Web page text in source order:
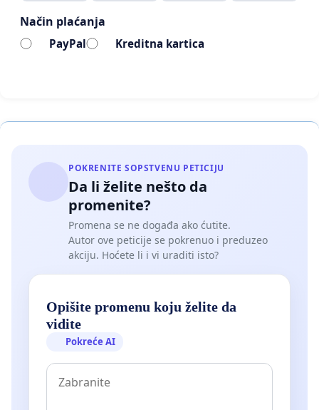
lokacijama.
Način plaćanja
PayPal Kreditna kartica
POKRENITE SOPSTVENU PETICIJU
Da li želite nešto da
promenite?
Promena se ne događa ako ćutite.
Autor ove peticije se pokrenuo i preduzeo
akciju. Hoćete li i vi uraditi isto?
Opišite promenu koju želite da
vidite
Pokreće AI